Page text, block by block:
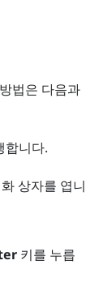
법은 다음과
합니다.
상자를 엽니
키를 누릅